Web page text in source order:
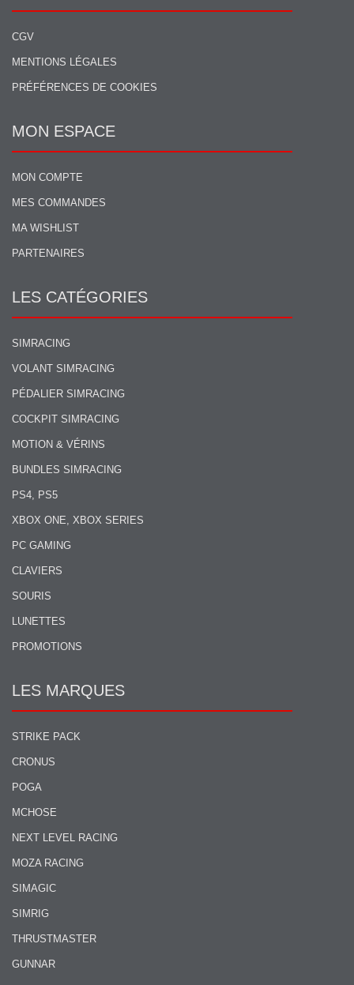
CGV
MENTIONS LÉGALES
PRÉFÉRENCES DE COOKIES
MON ESPACE
MON COMPTE
MES COMMANDES
MA WISHLIST
PARTENAIRES
LES CATÉGORIES
SIMRACING
VOLANT SIMRACING
PÉDALIER SIMRACING
COCKPIT SIMRACING
MOTION & VÉRINS
BUNDLES SIMRACING
PS4, PS5
XBOX ONE, XBOX SERIES
PC GAMING
CLAVIERS
SOURIS
LUNETTES
PROMOTIONS
LES MARQUES
STRIKE PACK
CRONUS
POGA
MCHOSE
NEXT LEVEL RACING
MOZA RACING
SIMAGIC
SIMRIG
THRUSTMASTER
GUNNAR